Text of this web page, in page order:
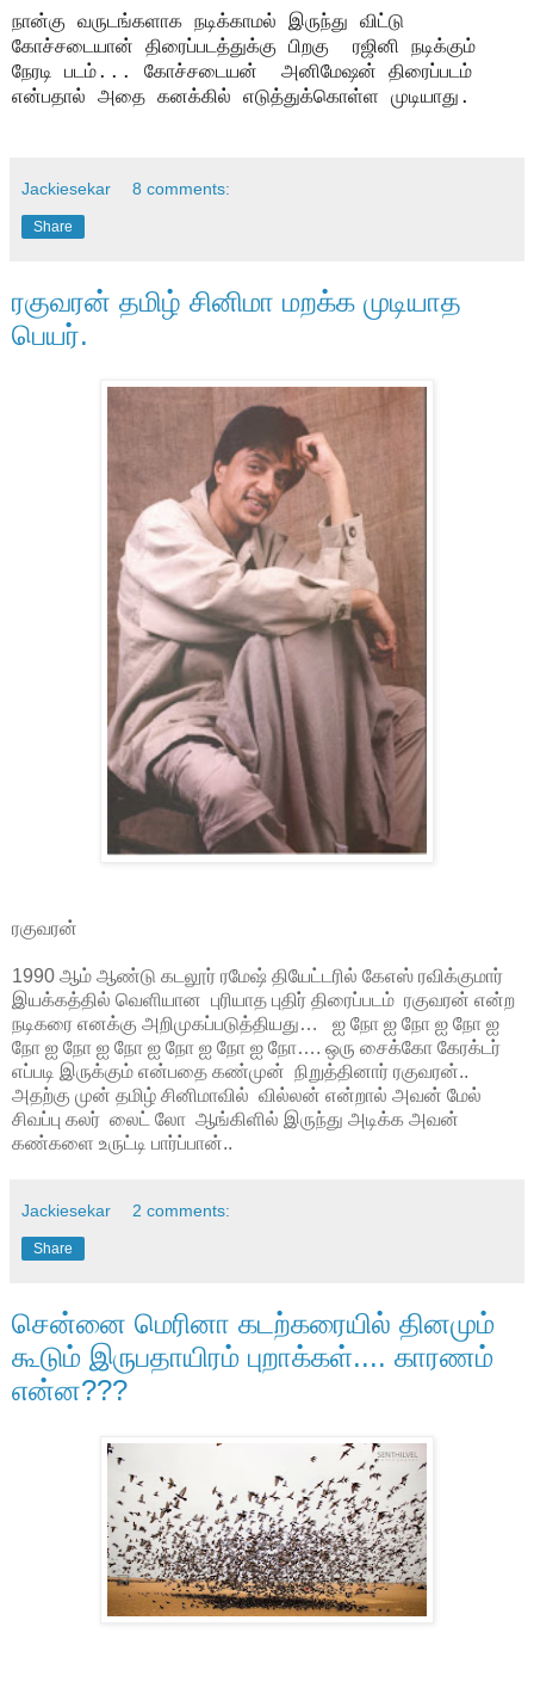
நான்கு வருடங்களாக நடிக்காமல் இருந்து விட்டு
கோச்சடையான் திரைப்படத்துக்கு பிறகு
ரஜினி நடிக்கும்
நேரடி படம்... கோச்சடையன் அனிமேஷன் திரைப்படம்
என்பதால் அதை கனக்கில் எடுத்துக்கொள்ள முடியாது.
Jackiesekar 8 comments:
Share
ரகுவரன் தமிழ் சினிமா மறக்க முடியாத
பெயர்.
ரகுவரன்
1990 ஆம் ஆண்டு கடலூர் ரமேஷ் தியேட்டரில் கேஎஸ் ரவிக்குமார்
இயக்கத்தில் வெளியான புரியாத புதிர் திரைப்படம் ரகுவரன் என்ற
நடிகரை எனக்கு அறிமுகப்படுத்தியது…
ஐ நோ ஐ நோ ஐ நோ ஐ
நோ ஐ நோ ஐ நோ ஐ நோ ஐ நோ ஐ நோ…. ஒரு சைக்கோ கேரக்டர்
எப்படி இருக்கும் என்பதை கண்முன் நிறுத்தினார் ரகுவரன்..
அதற்கு முன் தமிழ் சினிமாவில் வில்லன் என்றால் அவன் மேல்
சிவப்பு கலர் லைட் லோ ஆங்கிளில் இருந்து அடிக்க அவன்
கண்களை உருட்டி பார்ப்பான்..
Jackiesekar 2 comments:
Share
சென்னை மெரினா கடற்கரையில் தினமும்
கூடும் இருபதாயிரம் புறாக்கள்.... காரணம்
என்ன???